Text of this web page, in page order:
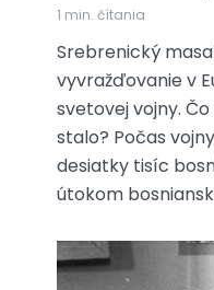
1 min. čítania
Srebrenický
vyvražďovanie v
svetovej vojny.
stalo? Počas
desiatky tisíc
útokom